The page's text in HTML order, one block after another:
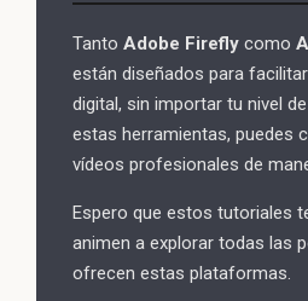
Tanto Adobe Firefly como
están diseñados para
digital, sin importar tu nivel
estas herramientas, puedes
vídeos profesionales de
Espero que estos tutoriales
animen a explorar todas las
ofrecen estas plataformas.